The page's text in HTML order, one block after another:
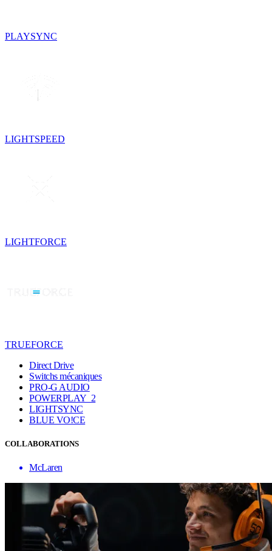
PLAYSYNC
LIGHTSPEED
LIGHTFORCE
TRUEFORCE
Direct Drive
Switchs mécaniques
PRO-G AUDIO
POWERPLAY 2
LIGHTSYNC
BLUE VO!CE
COLLABORATIONS
McLaren